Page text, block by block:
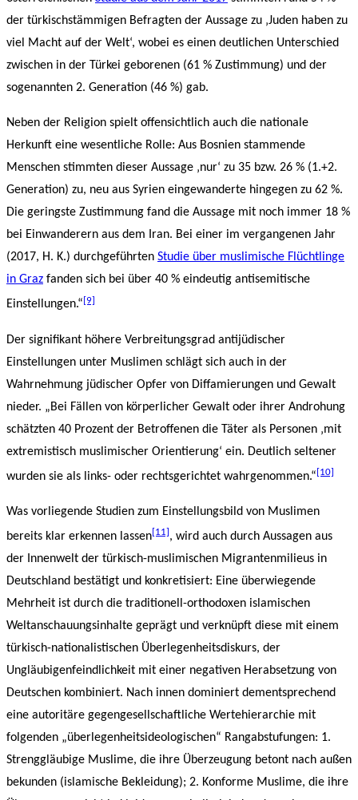
der türkischstämmigen Befragten der Aussage zu ‚Juden haben zu
viel Macht auf der Welt‘, wobei es einen deutlichen Unterschied
zwischen in der Türkei geborenen (61 % Zustimmung) und der
sogenannten 2. Generation (46 %) gab.
Neben der Religion spielt offensichtlich auch die nationale
Herkunft eine wesentliche Rolle: Aus Bosnien stammende
Menschen stimmten dieser Aussage ‚nur‘ zu 35 bzw. 26 % (1.+2.
Generation) zu, neu aus Syrien eingewanderte hingegen zu 62 %.
Die geringste Zustimmung fand die Aussage mit noch immer 18 %
bei Einwanderern aus dem Iran. Bei einer im vergangenen Jahr
(2017, H. K.) durchgeführten Studie über muslimische Flüchtlinge
in Graz fanden sich bei über 40 % eindeutig antisemitische
Einstellungen.“ [9]
Der signifikant höhere Verbreitungsgrad antijüdischer
Einstellungen unter Muslimen schlägt sich auch in der
Wahrnehmung jüdischer Opfer von Diffamierungen und Gewalt
nieder. „Bei Fällen von körperlicher Gewalt oder ihrer Androhung
schätzten 40 Prozent der Betroffenen die Täter als Personen ‚mit
extremistisch muslimischer Orientierung‘ ein. Deutlich seltener
wurden sie als links- oder rechtsgerichtet wahrgenommen.“ [10]
Was vorliegende Studien zum Einstellungsbild von Muslimen
bereits klar erkennen lassen[11] , wird auch durch Aussagen aus
der Innenwelt der türkisch-muslimischen Migrantenmilieus in
Deutschland bestätigt und konkretisiert: Eine überwiegende
Mehrheit ist durch die traditionell-orthodoxen islamischen
Weltanschauungsinhalte geprägt und verknüpft diese mit einem
türkisch-nationalistischen Überlegenheitsdiskurs, der
Ungläubigenfeindlichkeit mit einer negativen Herabsetzung von
Deutschen kombiniert. Nach innen dominiert dementsprechend
eine autoritäre gegengesellschaftliche Wertehierarchie mit
folgenden „überlegenheitsideologischen“ Rangabstufungen: 1.
Strenggläubige Muslime, die ihre Überzeugung betont nach außen
bekunden (islamische Bekleidung); 2. Konforme Muslime, die ihre